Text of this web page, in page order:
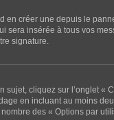
en créer une depuis le
sera insérée à tous vos
signature.
cliquez sur l’onglet
en incluant au moins
des « Options par